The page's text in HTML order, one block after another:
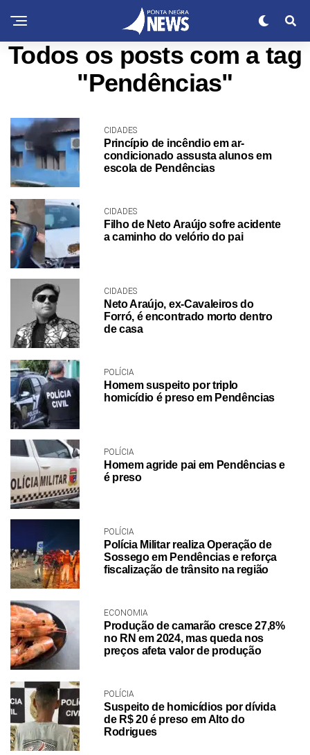
Todos os posts com a tag
"Pendências"
CIDADES
Princípio de incêndio em ar-
condicionado assusta alunos em
escola de Pendências
CIDADES
Filho de Neto Araújo sofre acidente
a caminho do velório do pai
CIDADES
Neto Araújo, ex-Cavaleiros do
Forró, é encontrado morto dentro
de casa
POLÍCIA
Homem suspeito por triplo
homicídio é preso em Pendências
POLÍCIA
Homem agride pai em Pendências e
é preso
POLÍCIA
Polícia Militar realiza Operação de
Sossego em Pendências e reforça
fiscalização de trânsito na região
ECONOMIA
Produção de camarão cresce 27,8%
no RN em 2024, mas queda nos
preços afeta valor de produção
POLÍCIA
Suspeito de homicídios por dívida
de R$ 20 é preso em Alto do
Rodrigues